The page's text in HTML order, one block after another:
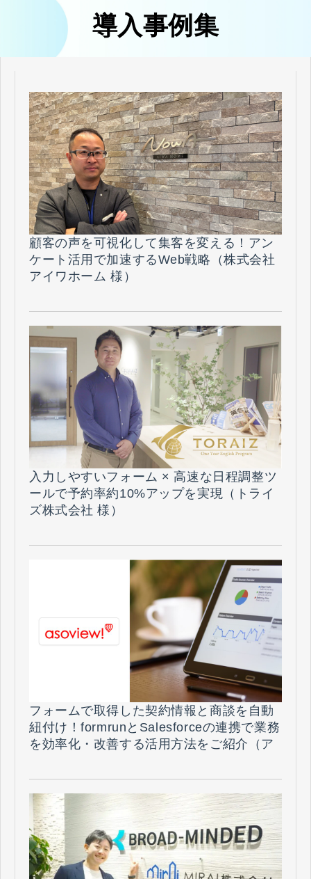
導入事例集
顧客の声を可視化して集客を変える！アン
ケート活用で加速するWeb戦略（株式会社
アイワホーム 様）
入力しやすいフォーム × 高速な日程調整ツ
ールで予約率約10%アップを実現（トライ
ズ株式会社 様）
フォームで取得した契約情報と商談を自動
紐付け！formrunとSalesforceの連携で業務
を効率化・改善する活用方法をご紹介（ア